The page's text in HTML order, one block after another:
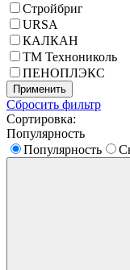
Стройбриг
URSA
КАЛКАН
ТМ Технониколь
ПЕНОПЛЭКС
Применить
Сбросить фильтр
Сортировка:
Популярность
Популярность